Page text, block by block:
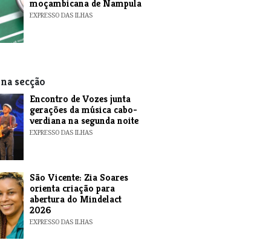
moçambicana de Nampula
EXPRESSO DAS ILHAS
secção
Encontro de Vozes junta
gerações da música cabo-
verdiana na segunda noite
EXPRESSO DAS ILHAS
São Vicente: Zia Soares
orienta criação para
abertura do Mindelact
2026
EXPRESSO DAS ILHAS